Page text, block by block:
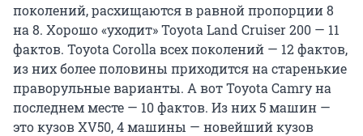
поколений, расхищаются в равной пропорции 8
на 8. Хорошо «уходит» Toyota Land Cruiser 200 — 11
фактов. Toyota Corolla всех поколений — 12 фактов,
из них более половины приходится на старенькие
праворульные варианты. А вот Toyota Camry на
последнем месте — 10 фактов. Из них 5 машин —
это кузов XV50, 4 машины — новейший кузов